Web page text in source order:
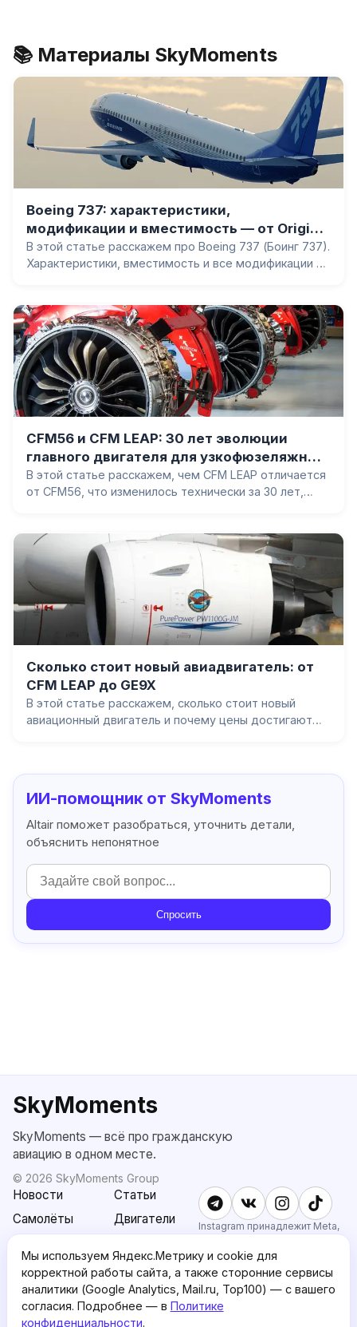
📚 Материалы SkyMoments
Boeing 737: характеристики,
модификации и вместимость — от Original
до MAX
В этой статье расскажем про Boeing 737 (Боинг 737).
Характеристики, вместимость и все модификации —
лайнер в истории.
CFM56 и CFM LEAP: 30 лет эволюции
главного двигателя для узкофюзеляжных
самолётов
В этой статье расскажем, чем CFM LEAP отличается
от CFM56, что изменилось технически за 30 лет,
Сколько стоит новый авиадвигатель: от
CFM LEAP до GE9X
В этой статье расскажем, сколько стоит новый
авиационный двигатель и почему цены достигают
технологиях и послепродажном обслуживании.
ИИ-помощник от SkyMoments
Altair поможет разобраться, уточнить детали,
объяснить непонятное
Спросить
SkyMoments
SkyMoments — всё про гражданскую
авиацию в одном месте.
© 2026 SkyMoments Group
Новости
Статьи
Самолёты
Двигатели
AI: Altair
SkyMoments
Pro
О проекте
Пользовательское
соглашение
Instagram принадлежит Meta,
запрещённой в РФ.
Мы используем Яндекс.Метрику и cookie для
корректной работы сайта, а также сторонние сервисы
аналитики (Google Analytics, Mail.ru, Top100) — с вашего
согласия. Подробнее — в Политике
конфиденциальности.